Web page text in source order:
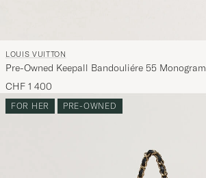
LOUIS VUITTON
Pre-Owned Keepall Bandouliére 55 Monogram
CHF 1 400
FOR HER PRE-OWNED